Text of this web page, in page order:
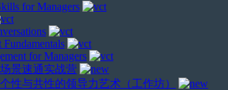
for Managers
Fundamentals
for Managers
景速通实战营
性与共性的领导力艺术（工作坊）